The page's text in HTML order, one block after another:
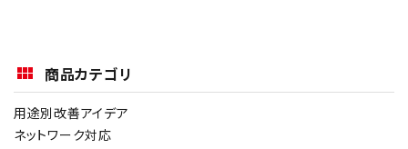
商品カテゴリ
用途別改善アイデア
ネットワーク対応